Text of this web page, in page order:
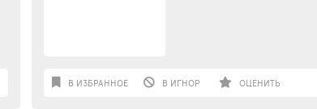
В ИЗБРАННОЕ В ИГНОР ОЦЕНИТЬ